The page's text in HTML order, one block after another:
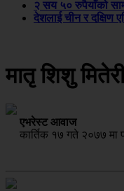
२ सय ५० रुपैयाँको
देशलाई चीन र दक्षिण
मातृ शिशु
एभरेस्ट आवाज
कार्तिक १७ गते २०७७ मा